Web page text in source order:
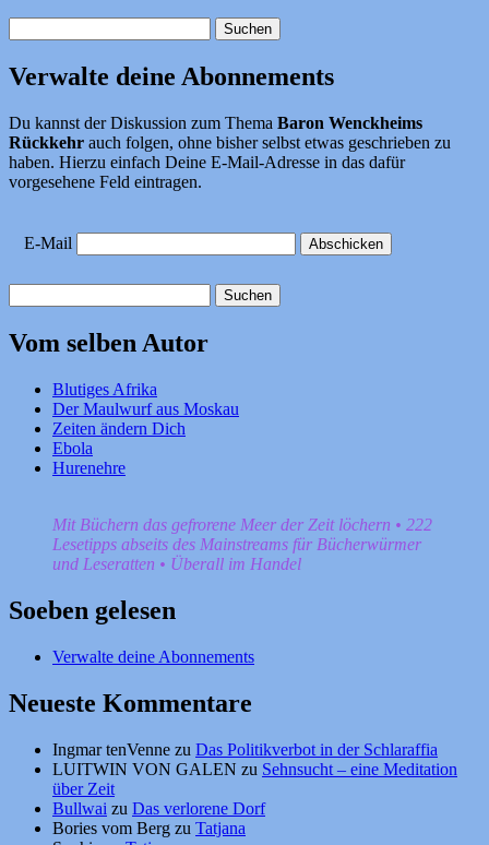
nach:
Verwalte deine Abonnements
Du kannst der Diskussion zum Thema Baron Wenckheims
Rückkehr auch folgen, ohne bisher selbst etwas geschrieben zu
haben. Hierzu einfach Deine E-Mail-Adresse in das dafür
vorgesehene Feld eintragen.
E-Mail
nach:
Vom selben Autor
Blutiges Afrika
Der Maulwurf aus Moskau
Zeiten ändern Dich
Ebola
Hurenehre
Mit Büchern das gefrorene Meer der Zeit löchern • 222
Lesetipps abseits des Mainstreams für Bücherwürmer
und Leseratten • Überall im Handel
Soeben gelesen
Verwalte deine Abonnements
Neueste Kommentare
Ingmar tenVenne zu Das Politikverbot in der Schlaraffia
LUITWIN VON GALEN zu Sehnsucht – eine Meditation
über Zeit
Bullwai zu Das verlorene Dorf
Bories vom Berg zu Tatjana